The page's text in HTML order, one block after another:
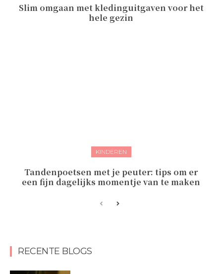
Slim omgaan met kledinguitgaven voor het
hele gezin
KINDEREN
Tandenpoetsen met je peuter: tips om er
een fijn dagelijks momentje van te maken
RECENTE BLOGS